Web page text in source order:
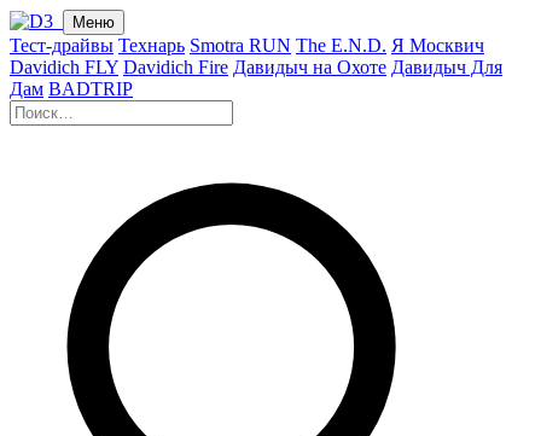
Меню
Тест-драйвы Технарь Smotra RUN The E.N.D. Я Москвич
Davidich FLY Davidich Fire Давидыч на Охоте Давидыч Для
Дам BADTRIP